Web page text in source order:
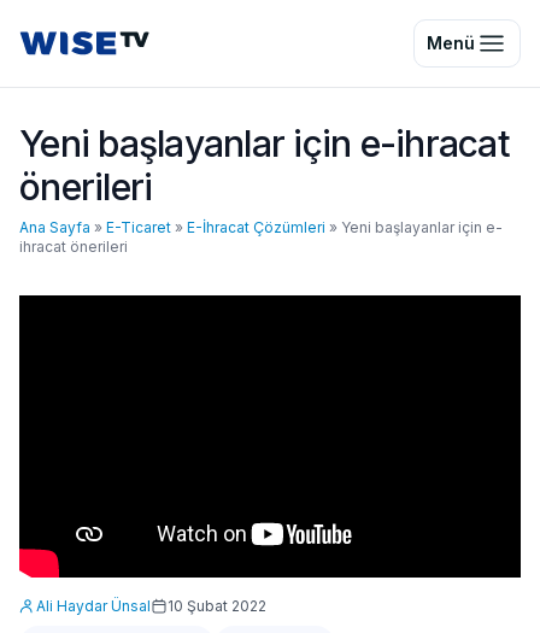
Wise TV Menü
Yeni başlayanlar için e-ihracat
önerileri
Ana Sayfa » E-Ticaret » E-İhracat Çözümleri » Yeni başlayanlar için e-
ihracat önerileri
Ali Haydar Ünsal 10 Şubat 2022